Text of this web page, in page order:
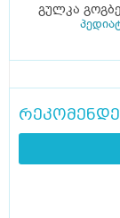
გულკა